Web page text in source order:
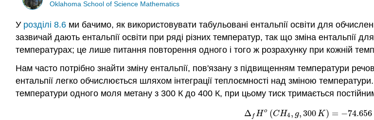
Oklahoma School of Science Mathematics
У розділі 8.6 ми бачимо, як використовувати табульовані ентальпії освіти для
зазвичай дають ентальпії освіти при ряді різних температур, так що зміна ентальпії
температурах; це лише питання повторення одного і того ж розрахунку при кожній
Нам часто потрібно знайти зміну ентальпії, пов'язану з підвищенням температури
ентальпії легко обчислюється шляхом інтеграції теплоємності над зміною
температури одного моля метану з 300 К до 400 К, при цьому тиск тримається
Δf H o (CH4, g,300K) = −74.656
(8.8.1)ΔfHo(C H4,g,300 K) =−